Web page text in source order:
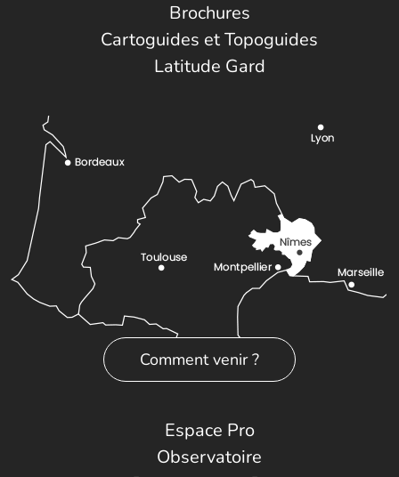
Brochures
Cartoguides et Topoguides
Latitude Gard
Comment venir ?
Espace Pro
Observatoire